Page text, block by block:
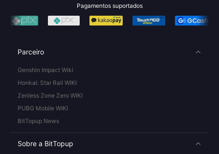
Pagamentos suportados
Parceiro
Genshin Impact Wiki
Honkai: Star Rail WIKI
Zenless Zone Zero WIKI
PUBG Mobile WIKI
BitTopup News
Sobre a BitTopup